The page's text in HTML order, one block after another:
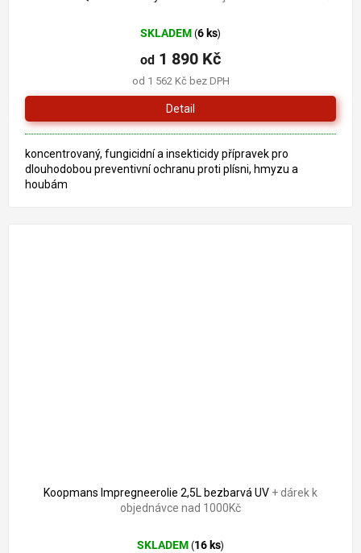
SKLADEM (6 ks)
od 1 562 Kč bez DPH
od 1 890 Kč
Detail
koncentrovaný, fungicidní a insekticidy přípravek pro
dlouhodobou preventivní ochranu proti plísni, hmyzu a
houbám
Koopmans Impregneerolie 2,5L bezbarvá UV + dárek k
objednávce nad 1000Kč
SKLADEM (16 ks)